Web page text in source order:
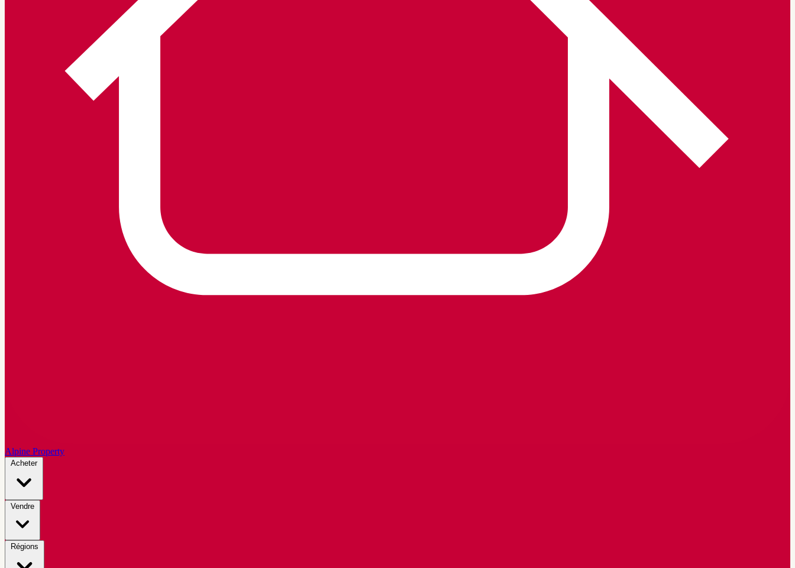
Alpine Property
Acheter
Vendre
Régions